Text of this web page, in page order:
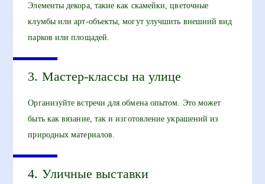
Элементы декора, такие как скамейки, цветочные
клумбы или арт-объекты, могут улучшить внешний вид
парков или площадей.
3. Мастер-классы на улице
Организуйте встречи для обмена опытом. Это может
быть как вязание, так и изготовление украшений из
природных материалов.
4. Уличные выставки